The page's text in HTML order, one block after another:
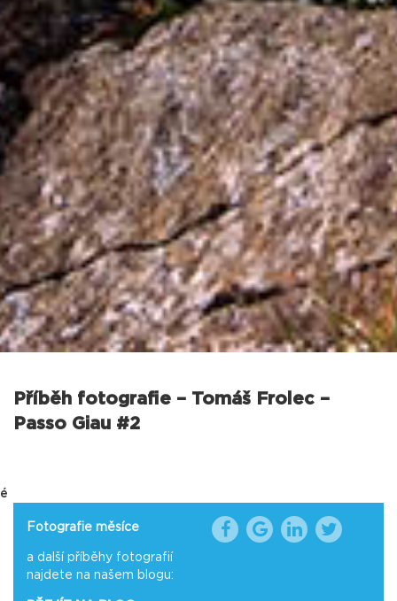
Příběh fotografie – Tomáš Frolec –
Passo Giau #2
é
Fotografie měsíce
a další příběhy fotografií
najdete na našem blogu: